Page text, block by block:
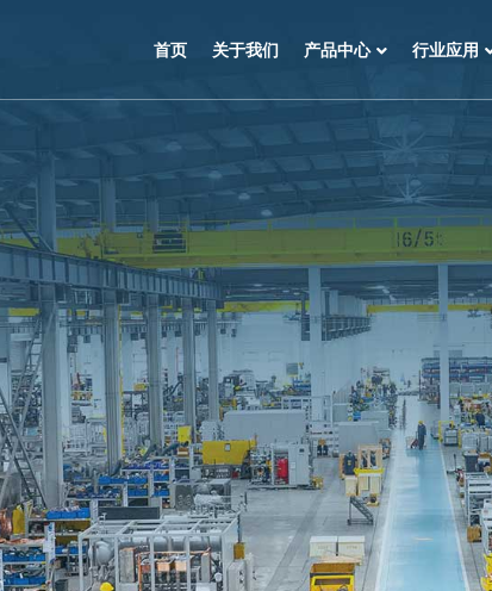
首页 关于我们 产品中心 行业应用